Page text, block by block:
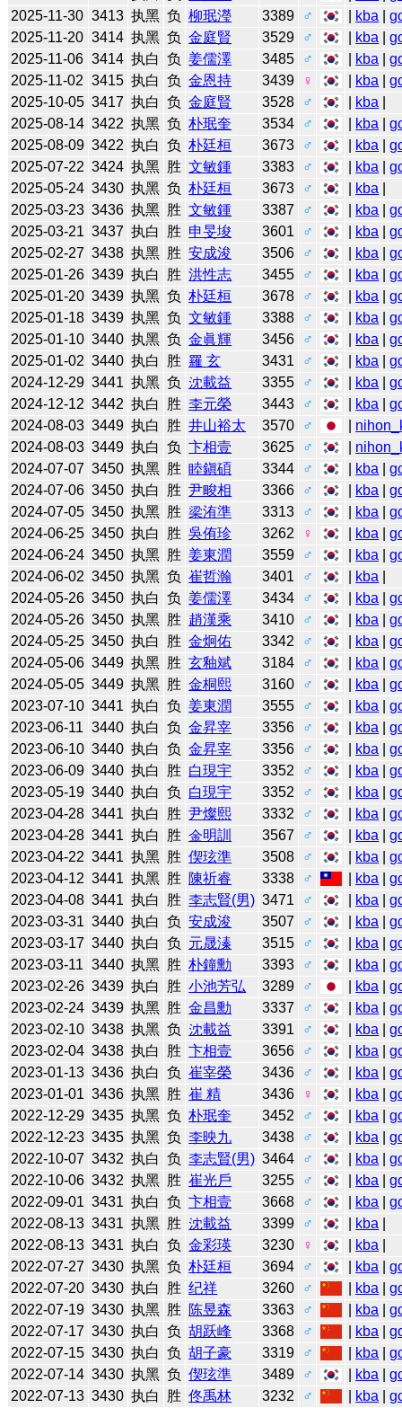
2025-11-30 3413 执黑 负 柳珉瀅 3389 ♂ kba |
2025-11-20 3414 执黑 负 金庭賢 3529 ♂ kba |
2025-11-06 3414 执白 负 姜儒澤 3485 ♂ kba |
2025-11-02 3415 执白 负 金恩持 3439 ♀ kba |
2025-10-05 3417 执白 负 金庭賢 3528 ♂ kba
2025-08-14 3422 执黑 负 朴珉奎 3534 ♂ kba |
2025-08-09 3422 执白 负 朴廷桓 3673 ♂ kba |
2025-07-22 3424 执黑 胜 文敏鍾 3383 ♂ kba |
2025-05-24 3430 执黑 负 朴廷桓 3673 ♂ kba
2025-03-23 3436 执黑 胜 文敏鍾 3387 ♂ kba |
2025-03-21 3437 执白 胜 申旻埈 3601 ♂ kba |
2025-02-27 3438 执黑 胜 安成浚 3506 ♂ kba |
2025-01-26 3439 执白 胜 洪性志 3455 ♂ kba |
2025-01-20 3439 执黑 负 朴廷桓 3678 ♂ kba |
2025-01-18 3439 执黑 负 文敏鍾 3388 ♂ kba |
2025-01-10 3440 执黑 负 金眞輝 3456 ♂ kba |
2025-01-02 3440 执白 胜 羅 玄 3431 ♂ kba |
2024-12-29 3441 执黑 负 沈載益 3355 ♂ kba |
2024-12-12 3442 执白 胜 李元榮 3443 ♂ kba |
2024-08-03 3449 执白 胜 井山裕太 3570 ♂
2024-08-03 3449 执白 负 卞相壹 3625 ♂
2024-07-07 3450 执黑 胜 睦鎭碩 3344 ♂ kba |
2024-07-06 3450 执白 胜 尹畯相 3366 ♂ kba |
2024-07-05 3450 执黑 胜 梁洧準 3313 ♂ kba |
2024-06-25 3450 执白 胜 吳侑珍 3262 ♀ kba |
2024-06-24 3450 执黑 胜 姜東潤 3559 ♂ kba |
2024-06-02 3450 执黑 负 崔哲瀚 3401 ♂ kba
2024-05-26 3450 执白 负 姜儒澤 3434 ♂ kba |
2024-05-26 3450 执黑 胜 趙漢乘 3410 ♂ kba |
2024-05-25 3450 执白 胜 金炯佑 3342 ♂ kba |
2024-05-06 3449 执黑 胜 玄釉斌 3184 ♂ kba |
2024-05-05 3449 执黑 胜 金桐熙 3160 ♂ kba |
2023-07-10 3441 执白 负 姜東潤 3555 ♂ kba |
2023-06-11 3440 执白 负 金昇宰 3356 ♂ kba |
2023-06-10 3440 执白 负 金昇宰 3356 ♂ kba |
2023-06-09 3440 执白 胜 白現宇 3352 ♂ kba |
2023-05-19 3440 执白 负 白現宇 3352 ♂ kba |
2023-04-28 3441 执白 胜 尹燦熙 3332 ♂ kba |
2023-04-28 3441 执白 胜 金明訓 3567 ♂ kba |
2023-04-22 3441 执黑 胜 偰玹準 3508 ♂ kba |
2023-04-12 3441 执黑 胜 陳祈睿 3338 ♂ kba |
2023-04-08 3441 执白 胜 李志賢(男) 3471 ♂ kba |
2023-03-31 3440 执白 负 安成浚 3507 ♂ kba |
2023-03-17 3440 执白 负 元晟溱 3515 ♂ kba |
2023-03-11 3440 执黑 胜 朴鐘勳 3393 ♂ kba |
2023-02-26 3439 执白 胜 小池芳弘 3289 ♂ kba |
2023-02-24 3439 执黑 胜 金昌勳 3337 ♂ kba |
2023-02-10 3438 执黑 负 沈載益 3391 ♂ kba |
2023-02-04 3438 执白 胜 卞相壹 3656 ♂ kba |
2023-01-13 3436 执白 负 崔宰榮 3436 ♂ kba |
2023-01-01 3436 执黑 胜 崔 精 3436 ♀ kba |
2022-12-29 3435 执黑 负 朴珉奎 3452 ♂ kba |
2022-12-23 3435 执黑 负 李映九 3438 ♂ kba |
2022-10-07 3432 执白 负 李志賢(男) 3464 ♂ kba |
2022-10-06 3432 执黑 胜 崔光戶 3255 ♂ kba |
2022-09-01 3431 执白 负 卞相壹 3668 ♂ kba |
2022-08-13 3431 执黑 胜 沈載益 3399 ♂ kba
2022-08-13 3431 执白 负 金彩瑛 3230 ♀ kba
2022-07-27 3430 执黑 负 朴廷桓 3694 ♂ kba |
2022-07-20 3430 执白 胜 纪祥 3260 ♂ kba |
2022-07-19 3430 执黑 胜 陈昱森 3363 ♂ kba |
2022-07-17 3430 执白 负 胡跃峰 3368 ♂ kba |
2022-07-15 3430 执白 负 胡子豪 3319 ♂ kba |
2022-07-14 3430 执黑 负 偰玹準 3489 ♂ kba |
2022-07-13 3430 执白 胜 佟禹林 3232 ♂ kba |